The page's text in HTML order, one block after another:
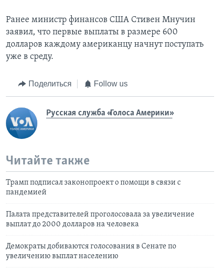
Ранее министр финансов США Стивен Мнучин
заявил, что первые выплаты в размере 600
долларов каждому американцу начнут поступать
уже в среду.
Поделиться Follow us
Русская служба «Голоса Америки»
Читайте также
Трамп подписал законопроект о помощи в связи с
пандемией
Палата представителей проголосовала за увеличение
выплат до 2000 долларов на человека
Демократы добиваются голосования в Сенате по
увеличению выплат населению